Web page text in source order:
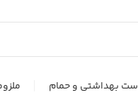
ست بهداشتی و حمام